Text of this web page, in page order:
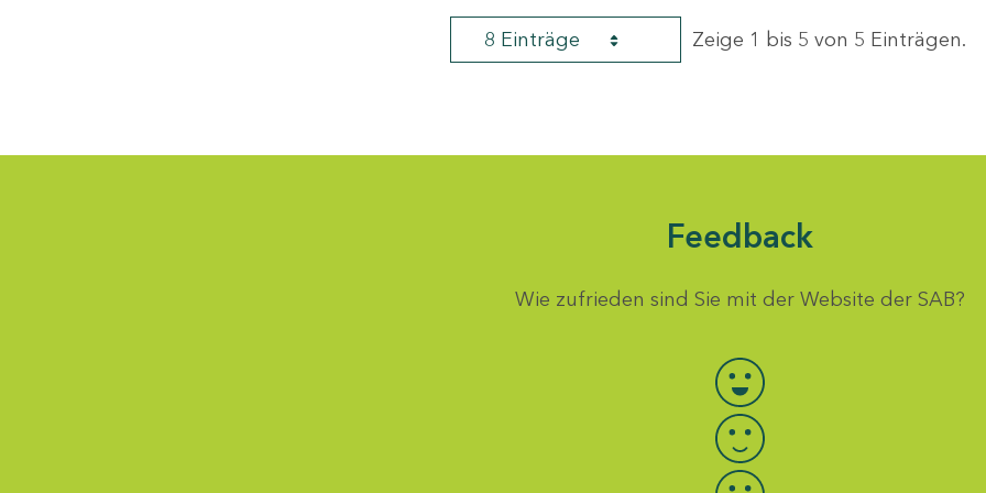
8 Einträge Zeige 1 bis 5 von 5 Einträgen.
Feedback
Wie zufrieden sind Sie mit der Website der SAB?
Bewertung auswählen